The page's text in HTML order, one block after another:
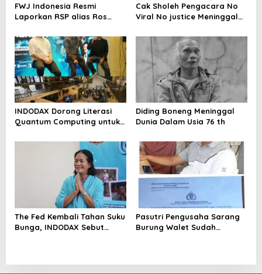
FWJ Indonesia Resmi
Laporkan RSP alias Ros
Cak Sholeh Pengacara No
Viral No justice Meninggal
INDODAX Dorong Literasi
Quantum Computing untuk
Blockchain
Diding Boneng Meninggal
Dunia Dalam Usia 76 th
The Fed Kembali Tahan Suku
Bunga, INDODAX Sebut
Pasutri Pengusaha Sarang
Burung Walet Sudah